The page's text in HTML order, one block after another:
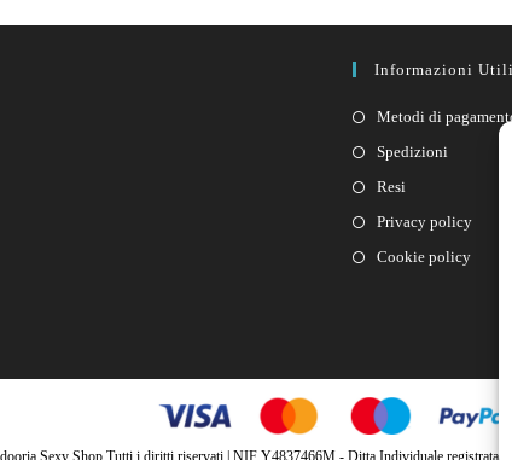
Informazioni Utili
Metodi di
Spedizioni
Resi
Privacy policy
Cookie policy
Sexy Shop Tutti i diritti riservati | NIF Y4837466M - Ditta Individuale registrata